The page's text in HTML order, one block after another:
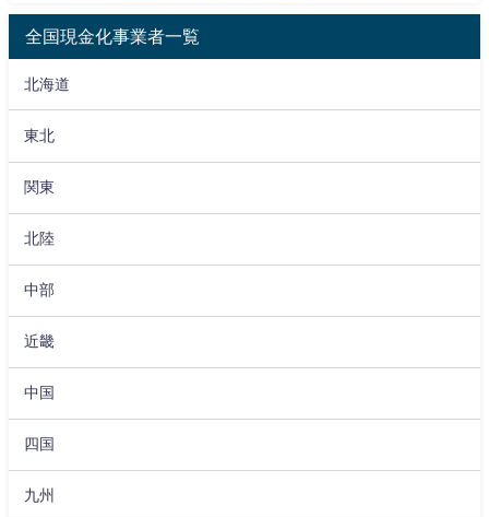
全国現金化事業者一覧
北海道
東北
関東
北陸
中部
近畿
中国
四国
九州